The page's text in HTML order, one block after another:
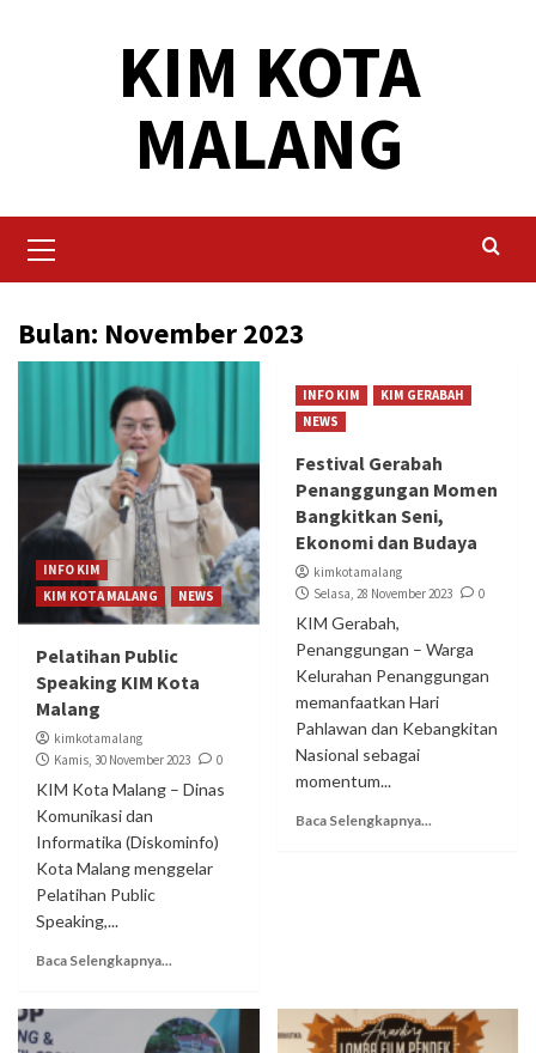
KIM KOTA
MALANG
Menu
Bulan: November 2023
INFO KIM
KIM KOTA MALANG
NEWS
Pelatihan Public
Speaking KIM Kota
Malang
kimkotamalang
Kamis, 30 November 2023
0
KIM Kota Malang – Dinas
Komunikasi dan
Informatika (Diskominfo)
Kota Malang menggelar
Pelatihan Public
Speaking,...
Baca Selengkapnya...
INFO KIM
KIM GERABAH
NEWS
Festival Gerabah
Penanggungan Momen
Bangkitkan Seni,
Ekonomi dan Budaya
kimkotamalang
Selasa, 28 November 2023
0
KIM Gerabah,
Penanggungan – Warga
Kelurahan Penanggungan
memanfaatkan Hari
Pahlawan dan Kebangkitan
Nasional sebagai
momentum...
Baca Selengkapnya...